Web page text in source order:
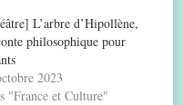
L’arbre d’Hipollène,
philosophique pour
2023
"France et Culture"